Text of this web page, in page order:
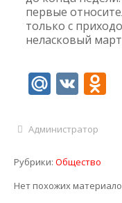
первые
только с
неласковый
Mail.Ru
VK
Администратор
Рубрики: Общество
Нет похожих